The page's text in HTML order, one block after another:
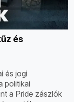
és
és jogi
politikai
a Pride zászlók